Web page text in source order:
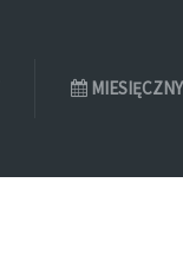
MIESIĘCZNY